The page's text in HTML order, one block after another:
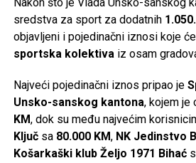
sredstva za sport za dodatnih
objavljeni i pojedinačni iznosi koje
sportska kolektivaiz osam
Najveći pojedinačni iznos pripao je
Unsko-sanskog kantona, kojem je
KM, dok su među najvećim
Ključsa 80.000 KM, NK Jedinstvo
Košarkaški klub Željo 1971 Bihać